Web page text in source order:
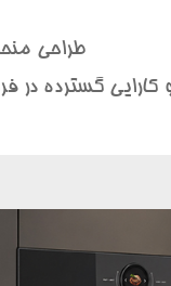
طراحی
گسترده در